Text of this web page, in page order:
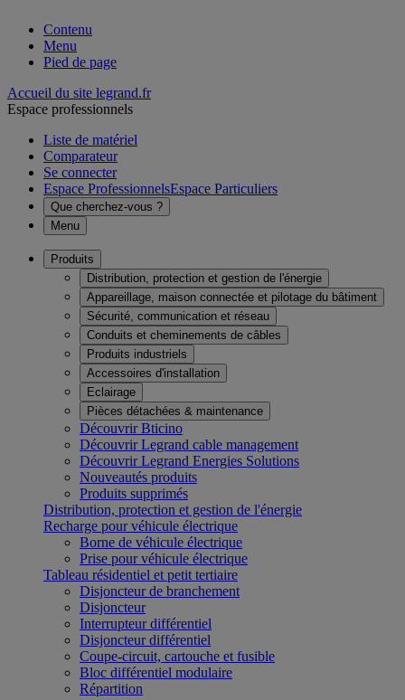
Contenu
Menu
Pied de page
Accueil du site legrand.fr
Espace professionnels
Liste de matériel
Comparateur
Se connecter
Espace ProfessionnelsEspace Particuliers
Que cherchez-vous ?
Menu
Produits
Distribution, protection et gestion de l'énergie
Appareillage, maison connectée et pilotage du bâtiment
Sécurité, communication et réseau
Conduits et cheminements de câbles
Produits industriels
Accessoires d'installation
Eclairage
Pièces détachées & maintenance
Découvrir Bticino
Découvrir Legrand cable management
Découvrir Legrand Energies Solutions
Nouveautés produits
Produits supprimés
Distribution, protection et gestion de l'énergie
Recharge pour véhicule électrique
Borne de véhicule électrique
Prise pour véhicule électrique
Tableau résidentiel et petit tertiaire
Disjoncteur de branchement
Disjoncteur
Interrupteur différentiel
Disjoncteur différentiel
Coupe-circuit, cartouche et fusible
Bloc différentiel modulaire
Répartition